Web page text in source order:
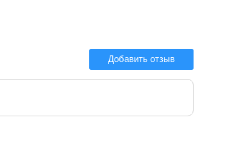
Добавить отзыв